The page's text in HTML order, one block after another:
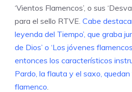
‘Vientos Flamencos’, o sus
para el sello RTVE. Cabe
leyenda del Tiempo’, que graba
de Dios’ o ‘Los jóvenes
entonces los característicos
Pardo, la flauta y el saxo,
flamenco